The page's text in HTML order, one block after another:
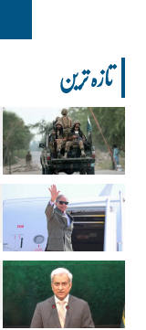
تازہ ترین